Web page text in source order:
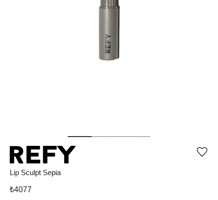
Lip Sculpt Sepia
₺4077